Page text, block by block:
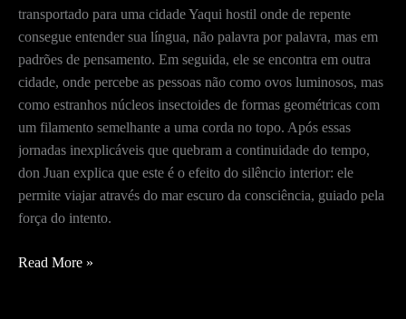
transportado para uma cidade Yaqui hostil onde de repente
consegue entender sua língua, não palavra por palavra, mas em
padrões de pensamento. Em seguida, ele se encontra em outra
cidade, onde percebe as pessoas não como ovos luminosos, mas
como estranhos núcleos insectoides de formas geométricas com
um filamento semelhante a uma corda no topo. Após essas
jornadas inexplicáveis que quebram a continuidade do tempo,
don Juan explica que este é o efeito do silêncio interior: ele
permite viajar através do mar escuro da consciência, guiado pela
força do intento.
O
Read More »